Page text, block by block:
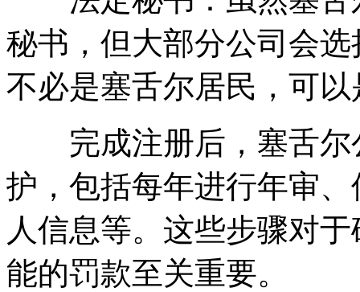
秘书，但大部分公司会
不必是塞舌尔居民，可
完成注册后，塞舌尔
护，包括每年进行年审
人信息等。这些步骤对
能的罚款至关重要。